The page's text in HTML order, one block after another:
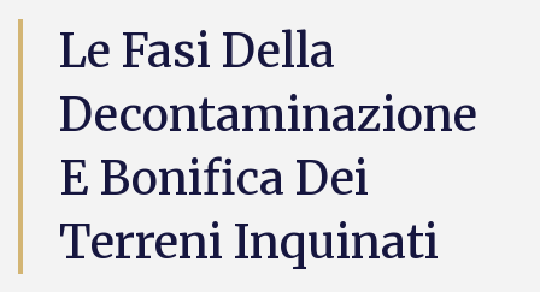
Le Fasi Della
Decontaminazione
E Bonifica Dei
Terreni Inquinati